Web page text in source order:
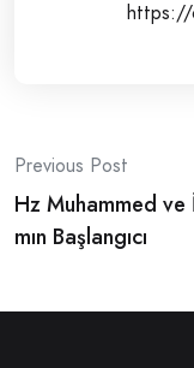
https://
Post
Previous Post
Hz Muhammed ve
mın Başlangıcı